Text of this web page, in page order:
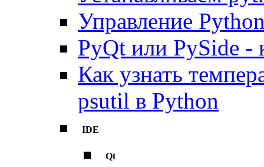
Управление
PyQt или PySide -
Как узнать
psutil в Python
IDE
Qt